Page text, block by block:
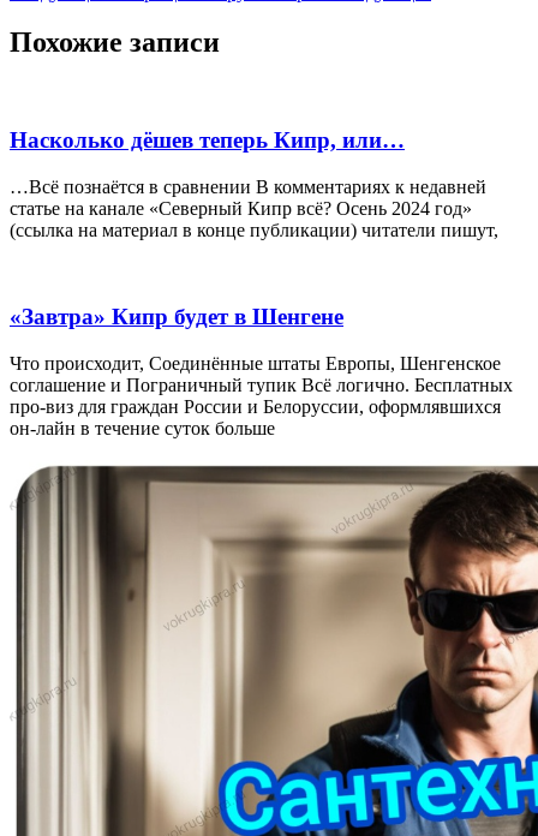
Похожие записи
Насколько дёшев теперь Кипр, или…
…Всё познаётся в сравнении В комментариях к недавней
статье на канале «Северный Кипр всё? Осень 2024 год»
(ссылка на материал в конце публикации) читатели пишут,
«Завтра» Кипр будет в Шенгене
Что происходит, Соединённые штаты Европы, Шенгенское
соглашение и Пограничный тупик Всё логично. Бесплатных
про-виз для граждан России и Белоруссии, оформлявшихся
он-лайн в течение суток больше